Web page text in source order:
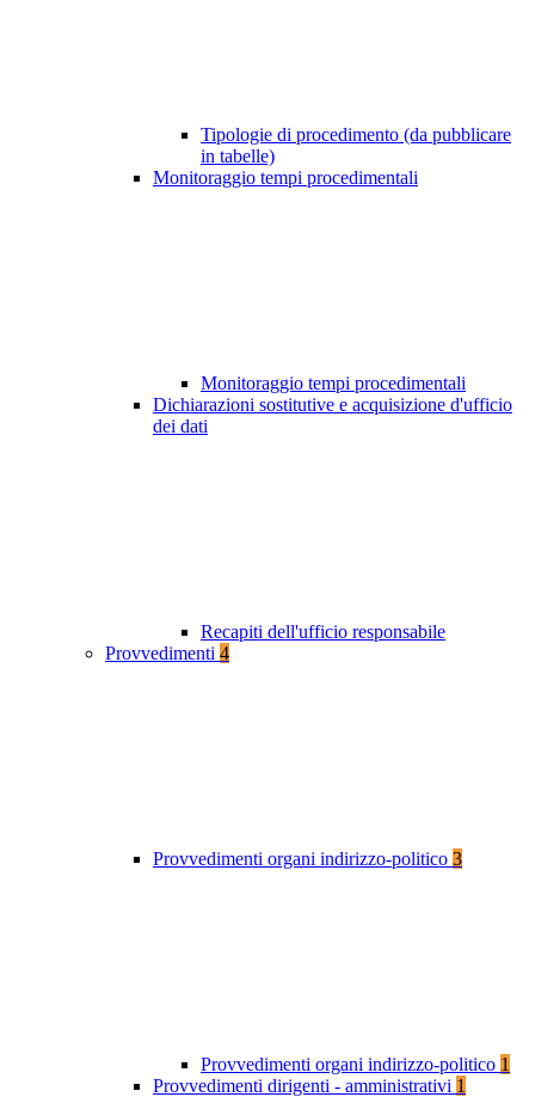
Tipologie di procedimento (da pubblicare
in tabelle)
Monitoraggio tempi procedimentali
Monitoraggio tempi procedimentali
Dichiarazioni sostitutive e acquisizione d'ufficio
dei dati
Recapiti dell'ufficio responsabile
Provvedimenti 4
Provvedimenti organi indirizzo-politico 3
Provvedimenti organi indirizzo-politico 1
Provvedimenti dirigenti - amministrativi 1